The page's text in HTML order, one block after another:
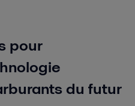
pour
du futur